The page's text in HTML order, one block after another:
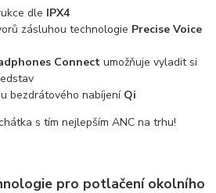
dle IPX4
zásluhou technologie Precise Voice
Connect umožňuje vyladit si
bezdrátového nabíjení Qi
s tím nejlepším ANC na trhu!
pro potlačení okolního